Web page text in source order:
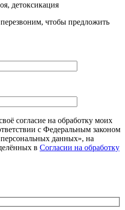
детоксикация
чтобы предложить
согласие на обработку моих
с Федеральным законом
данных», на
в Согласии на обработку